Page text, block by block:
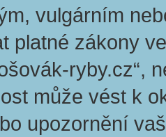
vulgárním
platné zákony
ryby.cz“,
může vést k
upozornění